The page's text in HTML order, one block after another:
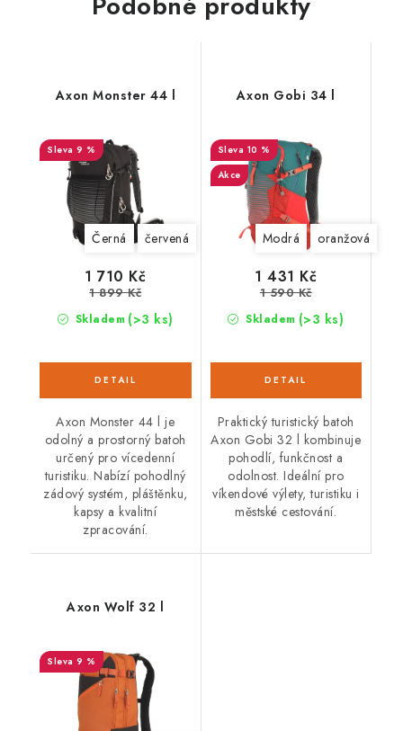
Axon Monster 44 l
9 %
Černá červená
Skladem (>3 ks)
1 710 Kč
1 899 Kč
Axon Monster 44 l je
odolný a prostorný batoh
určený pro vícedenní
turistiku. Nabízí pohodlný
zádový systém, pláštěnku,
kapsy a kvalitní
zpracování.
Axon Gobi 34 l
10 %
Akce
Modrá oranžová
Skladem (>3 ks)
1 431 Kč
1 590 Kč
Praktický turistický batoh
Axon Gobi 32 l kombinuje
pohodlí, funkčnost a
odolnost. Ideální pro
víkendové výlety, turistiku i
městské cestování.
Axon Wolf 32 l
9 %